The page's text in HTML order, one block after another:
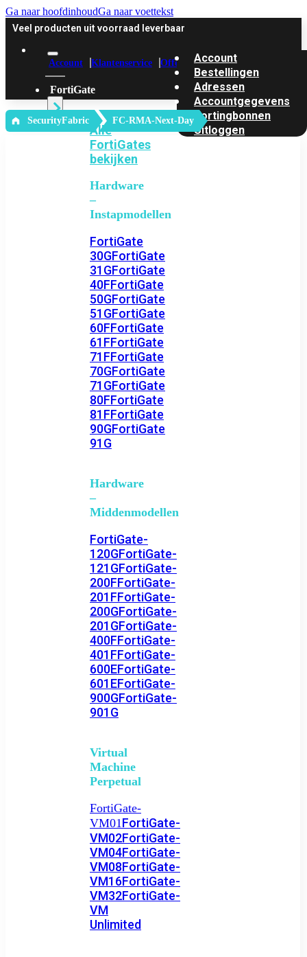
Ga naar hoofdinhoudGa naar voettekst
Veel producten uit voorraad leverbaar
Account Klantenservice Offerte
FortiGate
Alle
FortiGates
bekijken
Hardware
–
Instapmodellen
FortiGate
30GFortiGate
31GFortiGate
40FFortiGate
50GFortiGate
51GFortiGate
60FFortiGate
61FFortiGate
71FFortiGate
70GFortiGate
71GFortiGate
80FFortiGate
81FFortiGate
90GFortiGate
91G
Hardware
–
Middenmodellen
FortiGate-
120GFortiGate-
121GFortiGate-
200FFortiGate-
201FFortiGate-
200GFortiGate-
201GFortiGate-
400FFortiGate-
401FFortiGate-
600EFortiGate-
601EFortiGate-
900GFortiGate-
901G
Virtual
Machine
Perpetual
FortiGate-
VM01FortiGate-
VM02FortiGate-
VM04FortiGate-
VM08FortiGate-
VM16FortiGate-
VM32FortiGate-
VM
Unlimited
Account
Bestellingen
Adressen
Accountgegevens
Kortingbonnen
Uitloggen
‎ SecurityFabric FC-RMA-Next-Day